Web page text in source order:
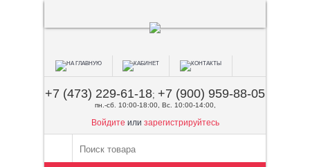
+7 (473) 229-61-18; +7 (900) 959-88-05
пн.-сб. 10:00-18:00, Вс. 10:00-14:00,
Войдите или зарегистрируйтесь